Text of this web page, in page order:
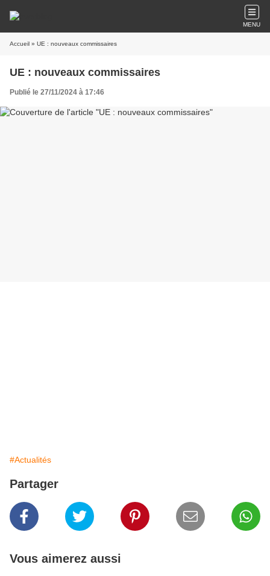
MENU
Accueil » UE : nouveaux commissaires
UE : nouveaux commissaires
Publié le 27/11/2024 à 17:46
#Actualités
Partager
Vous aimerez aussi